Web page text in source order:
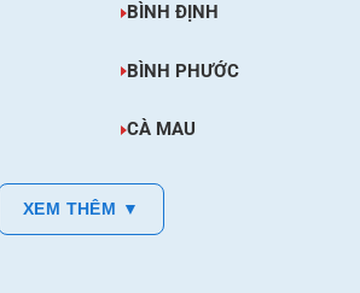
BÌNH ĐỊNH
BÌNH PHƯỚC
CÀ MAU
XEM THÊM ▼